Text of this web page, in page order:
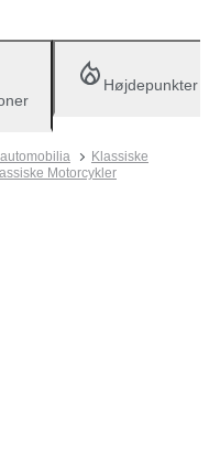
Højdepunkter
Klassiske
Motorcykler